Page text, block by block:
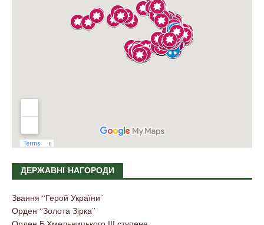
ДЕРЖАВНІ НАГОРОДИ
Звання “Герой України”
Орден “Золота Зірка”